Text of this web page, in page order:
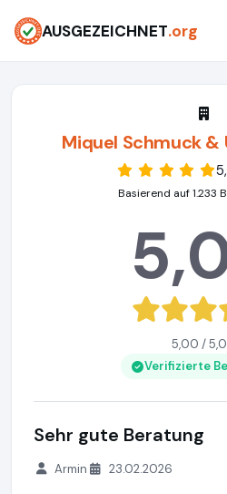
AUSGEZEICHNET.org
Miquel Schmuck &
Basierend auf 1.233
5,00 /
Verifizierte
Sehr gute Beratung
Armin 23.02.2026